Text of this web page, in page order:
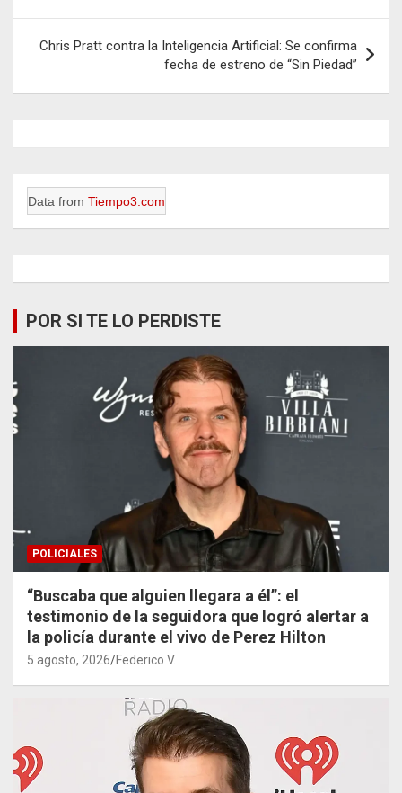
entradas
Chris Pratt contra la Inteligencia Artificial: Se confirma
fecha de estreno de “Sin Piedad”
Data from Tiempo3.com
POR SI TE LO PERDISTE
POLICIALES
“Buscaba que alguien llegara a él”: el
testimonio de la seguidora que logró alertar a
la policía durante el vivo de Perez Hilton
5 agosto, 2026 Federico V.